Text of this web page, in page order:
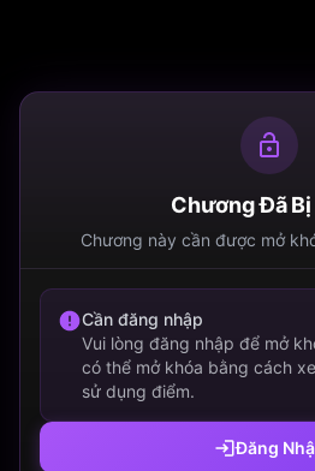
Chương Đã Bị
Chương này cần được mở
Cần đăng nhập
Vui lòng đăng nhập để mở
có thể mở khóa bằng cách
sử dụng điểm.
Đăng